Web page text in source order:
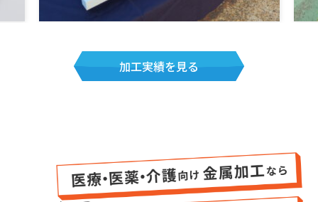
加工実績を見る